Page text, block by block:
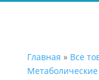
Главная » Все
Метаболические